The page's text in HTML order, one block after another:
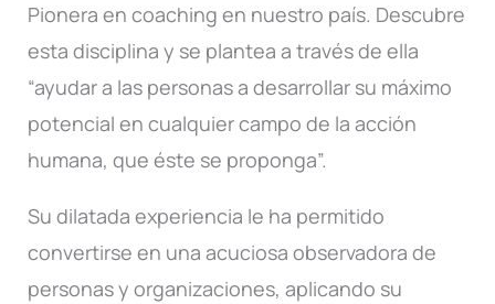
Pionera en coaching en nuestro país. Descubre
esta disciplina y se plantea a través de ella
“ayudar a las personas a desarrollar su máximo
potencial en cualquier campo de la acción
humana, que éste se proponga”.
Su dilatada experiencia le ha permitido
convertirse en una acuciosa observadora de
personas y organizaciones, aplicando su